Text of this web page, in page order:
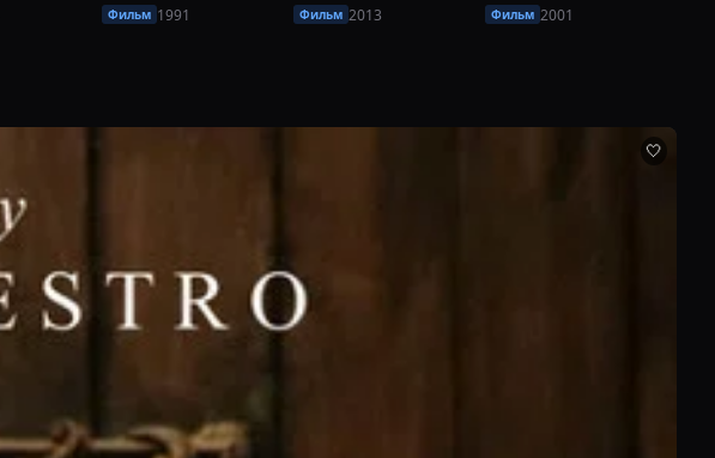
Фильм 1991 Фильм 2013 Фильм 2001
🤍